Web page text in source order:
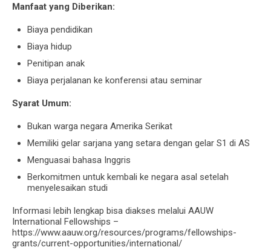
Manfaat yang Diberikan:
Biaya pendidikan
Biaya hidup
Penitipan anak
Biaya perjalanan ke konferensi atau seminar
Syarat Umum:
Bukan warga negara Amerika Serikat
Memiliki gelar sarjana yang setara dengan gelar S1 di AS
Menguasai bahasa Inggris
Berkomitmen untuk kembali ke negara asal setelah
menyelesaikan studi
Informasi lebih lengkap bisa diakses melalui AAUW
International Fellowships –
https://www.aauw.org/resources/programs/fellowships-
grants/current-opportunities/international/